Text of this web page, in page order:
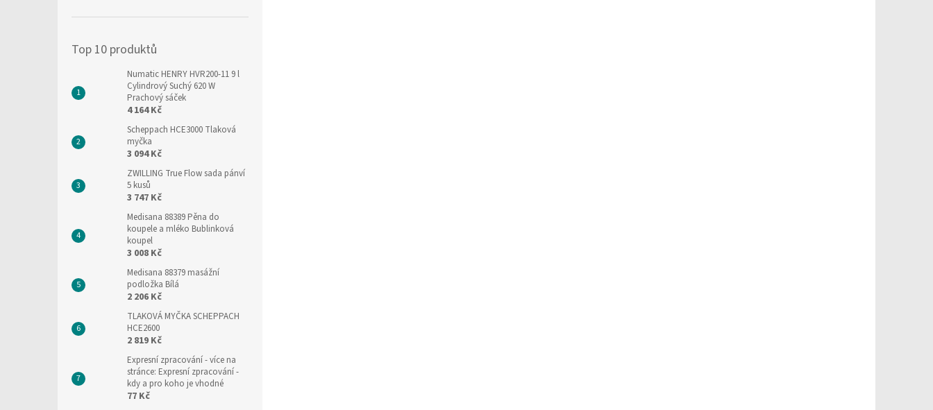
Top 10 produktů
Numatic HENRY HVR200-11 9 l
Cylindrový Suchý 620 W
Prachový sáček
4 164 Kč
Scheppach HCE3000 Tlaková
myčka
3 094 Kč
ZWILLING True Flow sada pánví
5 kusů
3 747 Kč
Medisana 88389 Pěna do
koupele a mléko Bublinková
koupel
3 008 Kč
Medisana 88379 masážní
podložka Bílá
2 206 Kč
TLAKOVÁ MYČKA SCHEPPACH
HCE2600
2 819 Kč
Expresní zpracování- více na
stránce: Expresní zpracování -
kdy a pro koho je vhodné
77 Kč